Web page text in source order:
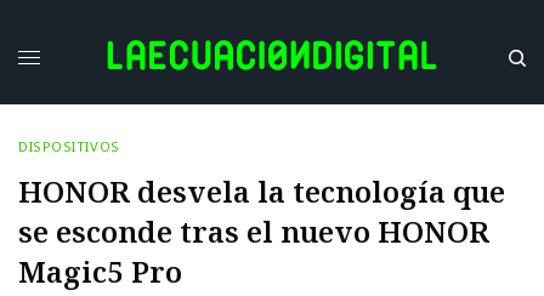
DISPOSITIVOS
HONOR desvela la tecnología que
se esconde tras el nuevo HONOR
Magic5 Pro